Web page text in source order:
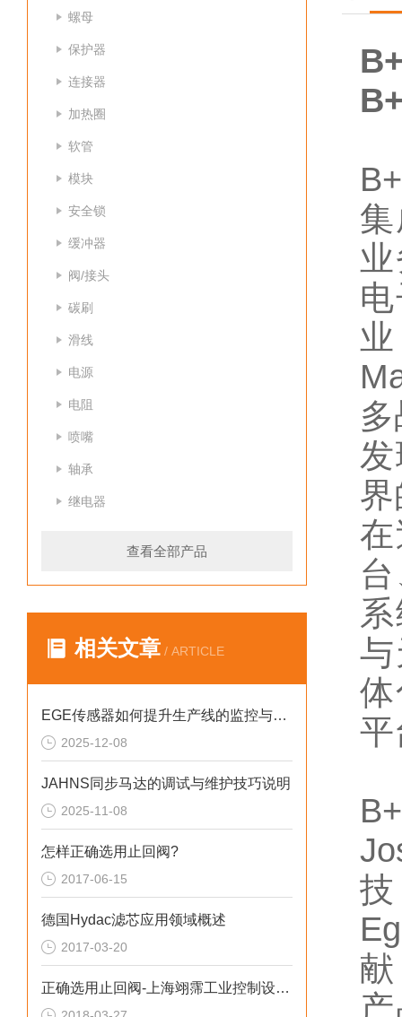
螺母
保护器
连接器
加热圈
软管
模块
安全锁
缓冲器
阀/接头
碳刷
滑线
电源
电阻
喷嘴
轴承
继电器
查看全部产品
相关文章 / ARTICLE
EGE传感器如何提升生产线的监控与管理效率？
2025-12-08
JAHNS同步马达的调试与维护技巧说明
2025-11-08
怎样正确选用止回阀?
2017-06-15
德国Hydac滤芯应用领域概述
2017-03-20
正确选用止回阀-上海翊霈工业控制设备有限公司
平